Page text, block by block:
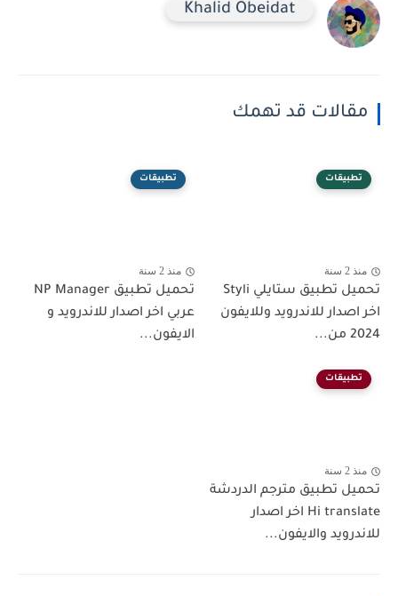
Khalid Obeidat
مقالات قد تهمك
تطبيقات
منذ 2 سنة
تحميل تطبيق ستايلي Styli
اخر اصدار للاندرويد وللايفون
2024 من...
تطبيقات
منذ 2 سنة
تحميل تطبيق NP Manager
عربي اخر اصدار للاندرويد و
الايفون...
تطبيقات
منذ 2 سنة
تحميل تطبيق مترجم الدردشة
Hi translate اخر اصدار
للاندرويد والايفون...